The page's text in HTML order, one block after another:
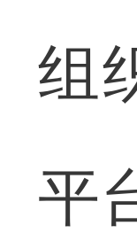
组
平